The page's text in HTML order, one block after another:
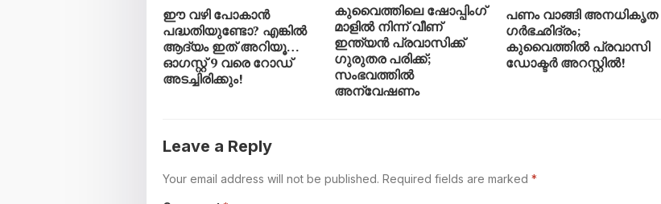
ഈ വഴി പോകാൻ
പദ്ധതിയുണ്ടോ? എങ്കിൽ
ആദ്യം ഇത് അറിയൂ…
ഓഗസ്റ്റ് 9 വരെ റോഡ്
അടച്ചിരിക്കും!
കുവൈത്തിലെ ഷോപ്പിംഗ്
മാളിൽ നിന്ന് വീണ്
ഇന്ത്യൻ പ്രവാസിക്ക്
ഗുരുതര പരിക്ക്;
സംഭവത്തിൽ
അന്വേഷണം
പണം വാങ്ങി അനധികൃത
ഗർഭഛിദ്രം;
കുവൈത്തിൽ പ്രവാസി
ഡോക്ടർ അറസ്റ്റിൽ!
Leave a Reply
Your email address will not be published. Required fields are marked *